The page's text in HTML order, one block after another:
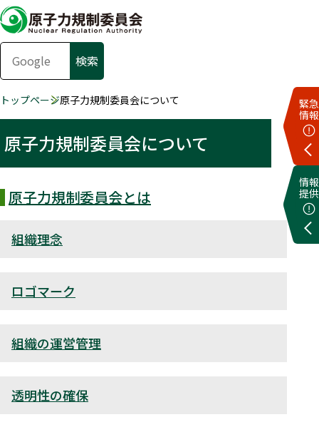
緊急
情報
情報
提供
トップページ原子力規制委員会について
原子力規制委員会について
原子力規制委員会とは
組織理念
ロゴマーク
組織の運営管理
透明性の確保